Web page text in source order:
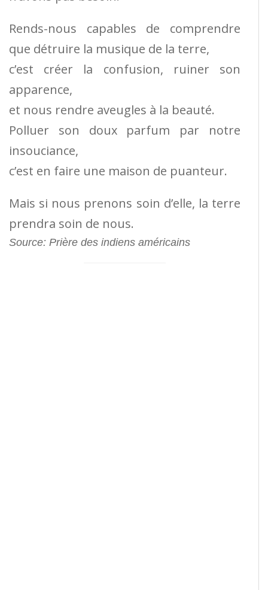
Rends-nous capables de comprendre
que détruire la musique de la terre,
c’est créer la confusion, ruiner son
apparence,
et nous rendre aveugles à la beauté.
Polluer son doux parfum par notre
insouciance,
c’est en faire une maison de puanteur.
Mais si nous prenons soin d’elle, la terre
prendra soin de nous.
Source: Prière des indiens américains